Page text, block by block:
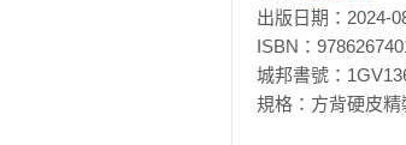
▌AN58 歐陸小酒
（期限到2025/8/
出版日期：2024-
ISBN：
城邦書號：
規格：方背硬